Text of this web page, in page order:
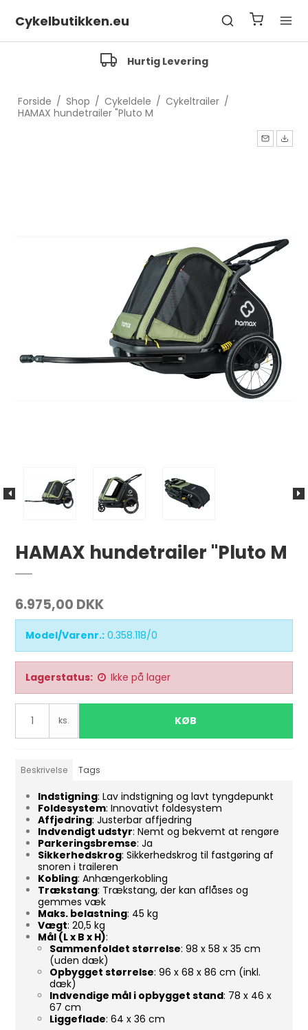
Cykelbutikken.eu
Hurtig Levering
Forside / Shop / Cykeldele / Cykeltrailer /
HAMAX hundetrailer "Pluto M
HAMAX hundetrailer "Pluto M
6.975,00 DKK
Model/Varenr.: 0.358.118/0
Lagerstatus: Ikke på lager
ks. KØB
Beskrivelse Tags
Indstigning: Lav indstigning og lavt tyngdepunkt
Foldesystem: Innovativt foldesystem
Affjedring: Justerbar affjedring
Indvendigt udstyr: Nemt og bekvemt at rengøre
Parkeringsbremse: Ja
Sikkerhedskrog: Sikkerhedskrog til fastgøring af
snoren i traileren
Kobling: Anhængerkobling
Trækstang: Trækstang, der kan aflåses og
gemmes væk
Maks. belastning: 45 kg
Vægt: 20,5 kg
Mål (L x B x H):
Sammenfoldet størrelse: 98 x 58 x 35 cm
(uden dæk)
Opbygget størrelse: 96 x 68 x 86 cm (inkl.
dæk)
Indvendige mål i opbygget stand: 78 x 46 x
67 cm
Liggeflade: 64 x 36 cm